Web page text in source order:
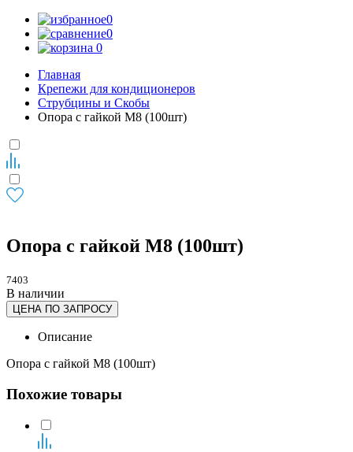
0
0
0
Главная
Крепежи для кондиционеров
Струбцины и Скобы
Опора с гайкой М8 (100шт)
Опора с гайкой М8 (100шт)
7403
В наличии
ЦЕНА ПО ЗАПРОСУ
Описание
Опора с гайкой М8 (100шт)
Похожие товары